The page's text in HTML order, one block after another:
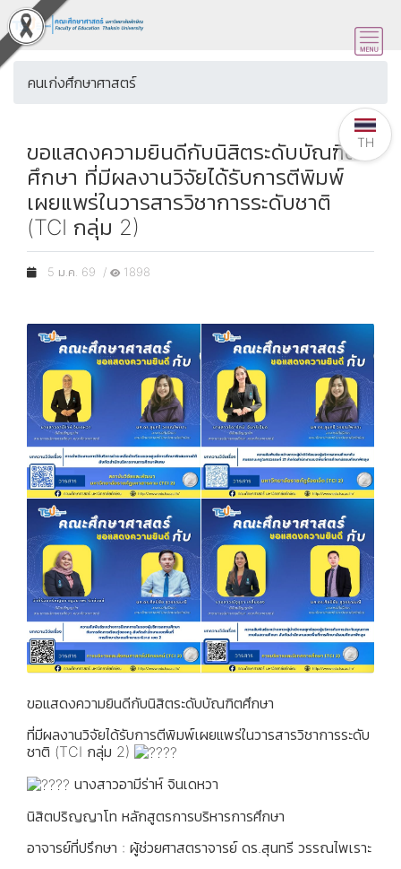
คนเก่งศึกษาศาสตร์
ขอแสดงความยินดีกับนิสิตระดับบัณฑิต
ศึกษา ที่มีผลงานวิจัยได้รับการตีพิมพ์
เผยแพร่ในวารสารวิชาการระดับชาติ
(TCI กลุ่ม 2)
5 ม.ค. 69 / 1898
ขอแสดงความยินดีกับนิสิตระดับบัณฑิตศึกษา
ที่มีผลงานวิจัยได้รับการตีพิมพ์เผยแพร่ในวารสารวิชาการระดับ
ชาติ (TCI กลุ่ม 2)
นางสาวอามีร่าห์ จินเดหวา
นิสิตปริญญาโท หลักสูตรการบริหารการศึกษา
อาจารย์ที่ปรึกษา : ผู้ช่วยศาสตราจารย์ ดร.สุนทรี วรรณไพเราะ
TH